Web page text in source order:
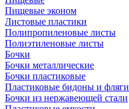
Пищевые эконом
Листовые пластики
Полипропиленовые листы
Полиэтиленовые листы
Бочки
Бочки металлические
Бочки пластиковые
Пластиковые бидоны и фляги
Бочки из нержавеющей стали